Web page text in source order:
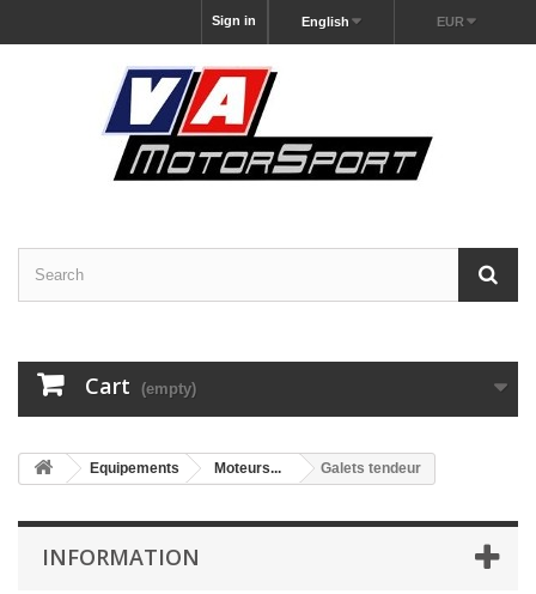
EUR
English
Sign in
Cart (empty)
Equipements Moteurs... Galets tendeur
INFORMATION